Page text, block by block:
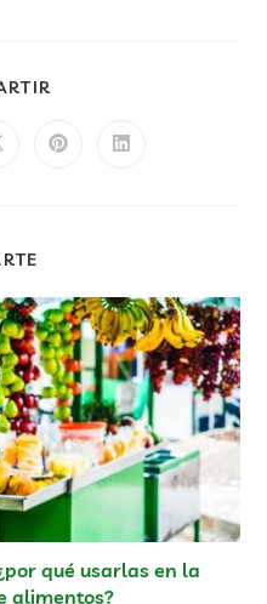
qué usarlas en la
alimentos?